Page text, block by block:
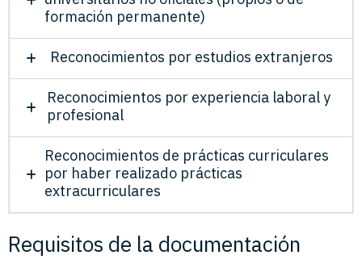
formación permanente)
Reconocimientos por estudios extranjeros
Reconocimientos por experiencia laboral y
profesional
Reconocimientos de prácticas curriculares
por haber realizado prácticas
extracurriculares
Requisitos de la documentación